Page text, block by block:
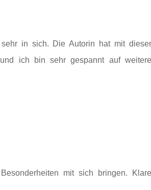
in sich. Die Autorin hat mit dieser
ich bin sehr gespannt auf weitere
mit sich bringen. Klare